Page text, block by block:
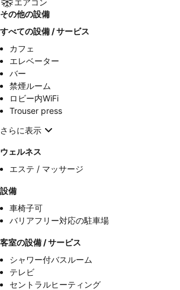
その他の設備
すべての設備 / サービス
カフェ
エレベーター
バー
禁煙ルーム
ロビー内WiFi
Trouser press
さらに表示
ウェルネス
エステ / マッサージ
設備
車椅子可
バリアフリー対応の駐車場
客室の設備 / サービス
シャワー付バスルーム
テレビ
セントラルヒーティング